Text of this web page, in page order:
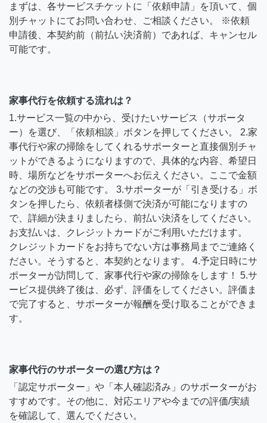
まずは、各サービスチケットに「依頼申請」を頂いて、個
別チャットにてお問い合わせ、ご相談ください。 ※依頼
申請後、本契約前（前払い決済前）であれば、キャンセル
可能です。
家事代行を依頼する流れは？
1.サービス一覧の中から、受けたいサービス（サポータ
ー）を選び、「依頼相談」ボタンを押してください。 2.家
事代行や家の掃除をしてくれるサポーターと直接個別チャ
ットができるようになりますので、具体的な内容、希望日
時、場所などをサポーターへお伝えください。ここで金額
などの交渉も可能です。 3.サポーターが「引き受ける」ボ
タンを押したら、依頼者様側で決済が可能になりますの
で、詳細が決まりましたら、前払い決済をしてください。
お支払いは、クレジットカードがご利用いただけます。
クレジットカードをお持ちでない方は事務局までご連絡く
ださい。そうすると、本契約となります。 4.予定日時にサ
ポーターが訪問して、家事代行や家の掃除をします！ 5.サ
ービス提供終了後は、必ず、評価をしてください。評価ま
で完了すると、サポーターが報酬を受け取ることができま
す。
家事代行のサポーターの選び方は？
「認定サポーター」や「本人確認済み」のサポーターがお
すすめです。その他に、対応エリアや今までの評価/実績
を確認して、選んでください。